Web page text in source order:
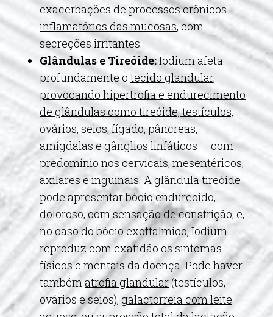
exacerbações de processos crônicos
inflamatórios das mucosas, com
secreções irritantes.
Glândulas e Tireóide:Iodium afeta
profundamente o tecido glandular,
provocando hipertrofia e endurecimento
de glândulas como tireóide, testículos,
ovários, seios, fígado, pâncreas,
amígdalas e gânglios linfáticos — com
predomínio nos cervicais, mesentéricos,
axilares e inguinais. A glândula tireóide
pode apresentarbócio endurecido,
doloroso, com sensação de constrição, e,
no caso do bócio exoftálmico, Iodium
reproduz com exatidão os sintomas
físicos e mentais da doença. Pode haver
tambématrofia glandular(testículos,
ovários e seios), galactorreia com leite